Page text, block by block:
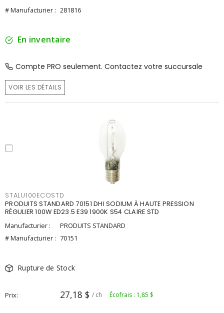
# Manufacturier : 281816
En inventaire
Compte PRO seulement. Contactez votre succursale
VOIR LES DÉTAILS
STALU100ECOSTD
PRODUITS STANDARD 70151 DHI SODIUM À HAUTE PRESSION
RÉGULIER 100W ED23.5 E39 1900K S54 CLAIRE STD
Manufacturier :
PRODUITS STANDARD
# Manufacturier : 70151
Rupture de Stock
Prix 27,18 $ / ch Écofrais : 1,85 $